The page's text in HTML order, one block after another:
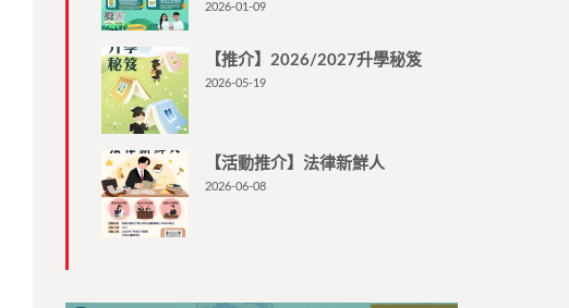
2026-01-09
【推介】2026/2027升學秘笈
2026-05-19
【活動推介】法律新鮮人
2026-06-08